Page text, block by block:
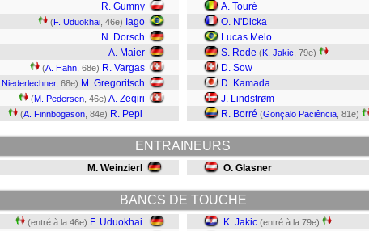
R. Gumny
(F. Uduokhai , 46e) Iago
N. Dorsch
A. Maier
(A. Hahn , 68e) R. Vargas
Niederlechner, 68e) M. Gregoritsch
(M. Pedersen , 46e) A. Zeqiri
(A. Finnbogason , 84e) R. Pepi
A. Touré
O. N'Dicka
Lucas Melo
S. Rode (K. Jakic , 79e)
D. Sow
D. Kamada
J. Lindstrøm
R. Borré (Gonçalo Paciência , 81e)
ENTRAINEURS
M. Weinzierl O. Glasner
BANCS DE TOUCHE
(entré à la 46e) F. Uduokhai K. Jakic (entré à la 79e)